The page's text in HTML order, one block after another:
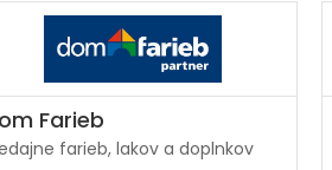
Farieb
farieb, lakov a doplnkov